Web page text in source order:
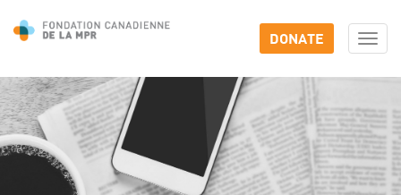
DONATE